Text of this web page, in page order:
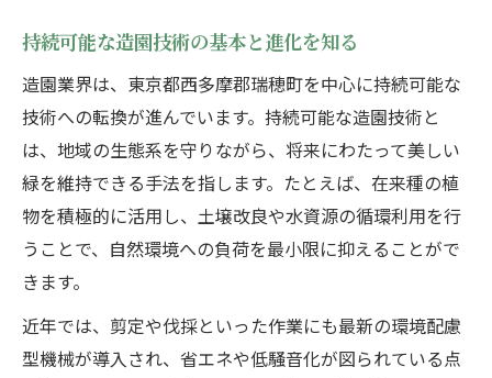
持続可能な造園技術の基本と進化を知る
造園業界は、東京都西多摩郡瑞穂町を中心に持続可能な
技術への転換が進んでいます。持続可能な造園技術と
は、地域の生態系を守りながら、将来にわたって美しい
緑を維持できる手法を指します。たとえば、在来種の植
物を積極的に活用し、土壌改良や水資源の循環利用を行
うことで、自然環境への負荷を最小限に抑えることがで
きます。
近年では、剪定や伐採といった作業にも最新の環境配慮
型機械が導入され、省エネや低騒音化が図られている点